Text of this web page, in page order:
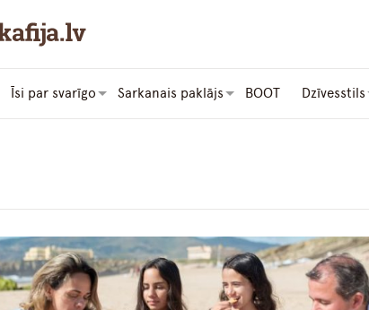
Īsi par svarīgo Sarkanais paklājs BOOT Dzīvesstils